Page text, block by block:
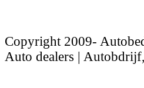
Copyright 2009-
Auto dealers |